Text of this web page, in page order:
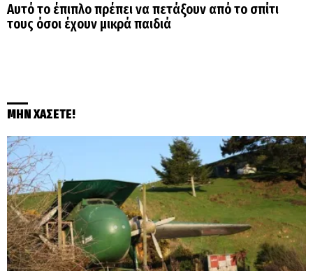
Αυτό το έπιπλο πρέπει να πετάξουν από το σπίτι
τους όσοι έχουν μικρά παιδιά
ΜΗΝ ΧΑΣΕΤΕ!